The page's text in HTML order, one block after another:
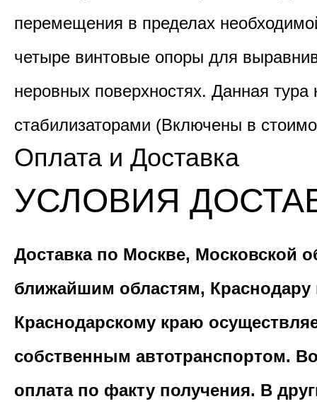
перемещения в пределах
четыре винтовые опоры для
неровных поверхностях. Данная тура
стабилизаторами (Включены в
Оплата и Доставка
УСЛОВИЯ
Доставка по Москве, Московской
ближайшим областям, Краснодару
Краснодарскому краю
собственным автотранспортом.
оплата по факту получения. В